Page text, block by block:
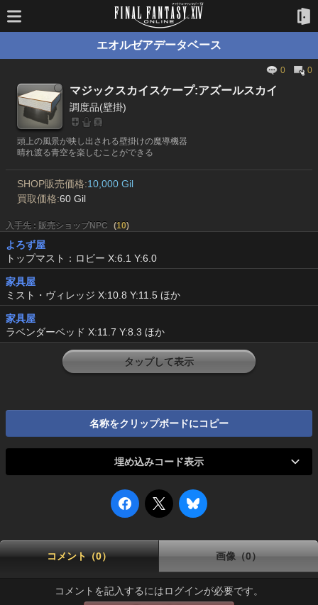
エオルゼアデータベース
0 0
マジックスカイスケープ:アズールスカイ
調度品(壁掛)
頭上の風景が映し出される壁掛けの魔導機器
晴れ渡る青空を楽しむことができる
SHOP販売価格:10,000 Gil
買取価格:60 Gil
入手先 : 販売ショップNPC (10)
よろず屋
トップマスト：ロビー X:6.1 Y:6.0
家具屋
ミスト・ヴィレッジ X:10.8 Y:11.5 ほか
家具屋
ラベンダーベッド X:11.7 Y:8.3 ほか
タップして表示
名称をクリップボードにコピー
埋め込みコード表示
コメント（0） 画像（0）
コメントを記入するにはログインが必要です。